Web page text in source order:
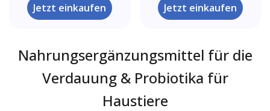
Jetzt einkaufen Jetzt einkaufen
Nahrungsergänzungsmittel für die
Verdauung & Probiotika für
Haustiere